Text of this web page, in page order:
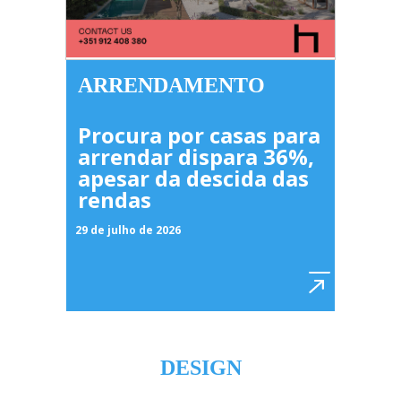
ARRENDAMENTO
Procura por casas para
arrendar dispara 36%,
apesar da descida das
rendas
29 de julho de 2026
DESIGN